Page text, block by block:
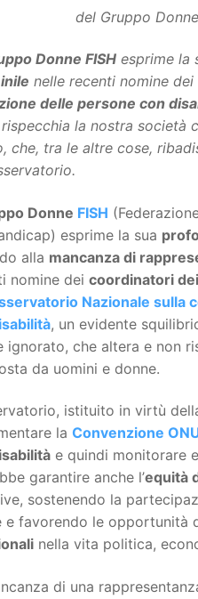
del Gruppo
Donne FISH esprime la
nelle recenti nomine dei
delle persone con
la nostra società
che, tra le altre cose,
Donne FISH
esprime la sua
alla mancanza di
nomine dei coordinatori
Nazionale sulla
, un evidente
ignorato, che altera e non
da uomini e donne.
istituito in virtù
la Convenzione
e quindi monitorare
garantire anche l’equità
sostenendo la
e favorendo le opportunità
nella vita politica,
di una